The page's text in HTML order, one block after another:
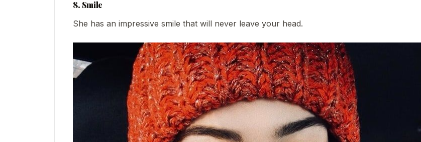
8. Smile
She has an impressive smile that will never leave your head.